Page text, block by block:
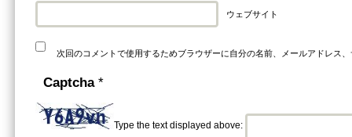
ウェブサイト
次回のコメントで使用するためブラウザーに自分の名前、メールアドレス
Captcha *
Type the text displayed above: